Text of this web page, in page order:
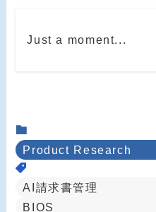
Just a moment...
Product Research
AI請求書管理
BIOS